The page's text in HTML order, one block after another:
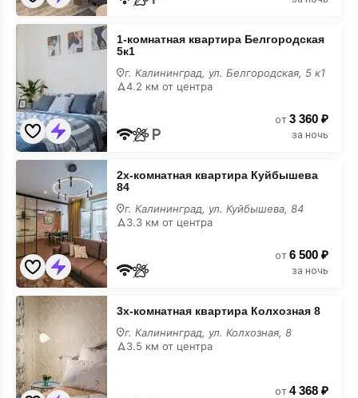
1-
комнатная
квартира
5к1
на
карте
1-комнатная квартира Белгородская
5к1
г. Калининград, ул. Белгородская, 5 к1
4.2 км от центра
от 3 360 ₽
за ночь
2х-
комнатная
квартира
Куйбышева
84
на
карте
2х-комнатная квартира Куйбышева
84
г. Калининград, ул. Куйбышева, 84
3.3 км от центра
от 6 500 ₽
за ночь
3х-
комнатная
квартира
Колхозная
8
на
карте
3х-комнатная квартира Колхозная 8
г. Калининград, ул. Колхозная, 8
3.5 км от центра
от 4 368 ₽